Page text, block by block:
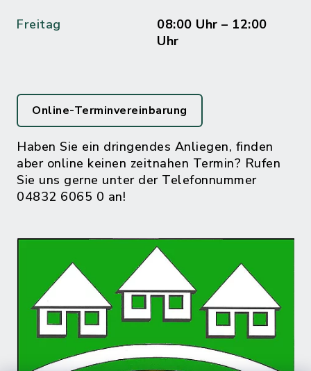
Freitag
08:00 Uhr – 12:00
Uhr
Online-Terminvereinbarung
Haben Sie ein dringendes Anliegen, finden
aber online keinen zeitnahen Termin? Rufen
Sie uns gerne unter der Telefonnummer
04832 6065 0 an!